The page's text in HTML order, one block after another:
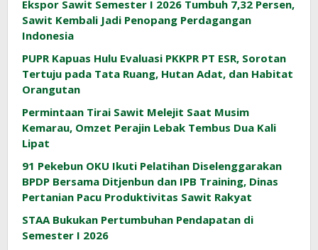
Ekspor Sawit Semester I 2026 Tumbuh 7,32 Persen,
Sawit Kembali Jadi Penopang Perdagangan
Indonesia
PUPR Kapuas Hulu Evaluasi PKKPR PT ESR, Sorotan
Tertuju pada Tata Ruang, Hutan Adat, dan Habitat
Orangutan
Permintaan Tirai Sawit Melejit Saat Musim
Kemarau, Omzet Perajin Lebak Tembus Dua Kali
Lipat
91 Pekebun OKU Ikuti Pelatihan Diselenggarakan
BPDP Bersama Ditjenbun dan IPB Training, Dinas
Pertanian Pacu Produktivitas Sawit Rakyat
STAA Bukukan Pertumbuhan Pendapatan di
Semester I 2026